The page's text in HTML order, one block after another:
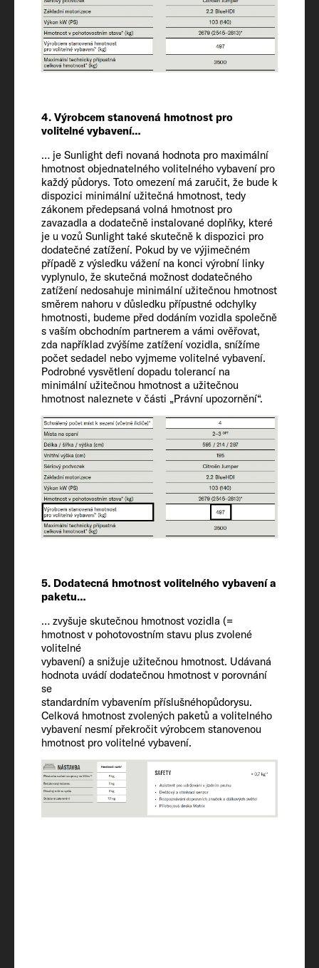
4. Výrobcem stanovená hmotnost pro
volitelné vybavení…
… je Sunlight defi novaná hodnota pro maximální
hmotnost objednatelného volitelného vybavení pro
každý půdorys. Toto omezení má zaručit, že bude k
dispozici minimální užitečná hmotnost, tedy
zákonem předepsaná volná hmotnost pro
zavazadla a dodatečně instalované doplňky, které
je u vozů Sunlight také skutečně k dispozici pro
dodatečné zatížení. Pokud by ve výjimečném
případě z výsledku vážení na konci výrobní linky
vyplynulo, že skutečná možnost dodatečného
zatížení nedosahuje minimální užitečnou hmotnost
směrem nahoru v důsledku přípustné odchylky
hmotnosti, budeme před dodáním vozidla společně
s vaším obchodním partnerem a vámi ověřovat,
zda například zvýšíme zatížení vozidla, snížíme
počet sedadel nebo vyjmeme volitelné vybavení.
Podrobné vysvětlení dopadu tolerancí na
minimální užitečnou hmotnost a užitečnou
hmotnost naleznete v části „Právní upozornění“.
5. Dodatecná hmotnost volitelného vybavení a
paketu…
… zvyšuje skutečnou hmotnost vozidla (=
hmotnost v pohotovostním stavu plus zvolené
volitelné
vybavení) a snižuje užitečnou hmotnost. Udávaná
hodnota uvádí dodatečnou hmotnost v porovnání
se
standardním vybavením příslušnéhopůdorysu.
Celková hmotnost zvolených paketů a volitelného
vybavení nesmí překročit výrobcem stanovenou
hmotnost pro volitelné vybavení.
Nejvyšší technicky přípustná hmotnost*
(kg)
3500
nebrzděného/brzděného
2500 / 750
Pneumatiky
225/75 R 16 CP
Rozvor
345
Vnitřní výbava
Lůžka
2 + 2
Velikost lůžka na zádi
195 x 133 - 130
Velikost lůžka uprostřed
185 x 87 - 63 OPT
Velikost lůžka na spací střeše
Chladnička / mrazicí přihrádka
84
Nádrž na vodu vč. bojleru (zmenš. obj.) /
nádrž na odpadní vodu
100 / 20 / 90
Zásuvky 230 V / zásuvka USB (dvojitá)
3 / 2
Vytápění